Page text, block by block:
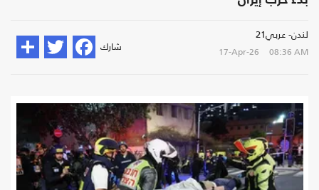
لندن- عربي21
17-Apr-26 08:36 AM شارك